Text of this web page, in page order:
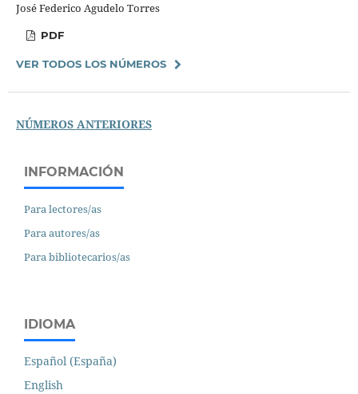
José Federico Agudelo Torres
PDF
VER TODOS LOS NÚMEROS
NÚMEROS ANTERIORES
INFORMACIÓN
Para lectores/as
Para autores/as
Para bibliotecarios/as
IDIOMA
Español (España)
English